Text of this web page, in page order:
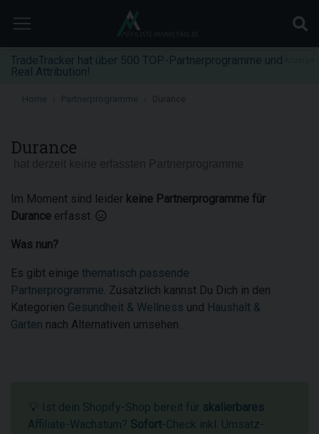
TradeTracker hat über 500 TOP-Partnerprogramme und
Real Attribution!
Home Partnerprogramme
Durance
Im Moment sind leider keine Partnerprogramme für
Durance erfasst.
Was nun?
Es gibt einige thematisch passende
Partnerprogramme. Zusätzlich kannst Du Dich in den
Kategorien Gesundheit & Wellness und Haushalt &
Garten nach Alternativen umsehen.
💡 Ist dein Shopify-Shop bereit für skalierbares
Affiliate-Wachstum? Sofort-Check inkl. Umsatz-